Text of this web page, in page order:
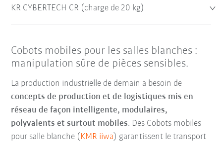
KR CYBERTECH CR (charge de 20 kg)
Cobots mobiles pour les salles blanches :
manipulation sûre de pièces sensibles.
La production industrielle de demain a besoin de
concepts de production et de logistiques mis en
réseau de façon intelligente, modulaires,
polyvalents et surtout mobiles. Des Cobots mobiles
pour salle blanche ( KMR iiwa) garantissent le transport